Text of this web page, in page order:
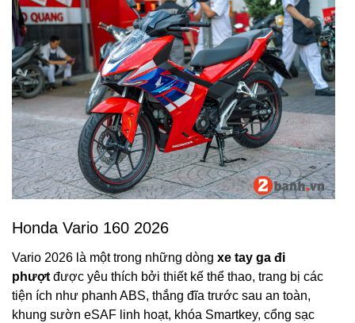
Honda Vario 160 2026
Vario 2026 là một trong những dòng xe tay ga đi
phượt được yêu thích bởi thiết kế thể thao, trang bị các
tiện ích như phanh ABS, thắng đĩa trước sau an toàn,
khung sườn eSAF linh hoạt, khóa Smartkey, cổng sạc